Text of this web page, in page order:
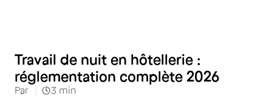
Travail de nuit en hôtellerie :
réglementation complète 2026
Par 3 min